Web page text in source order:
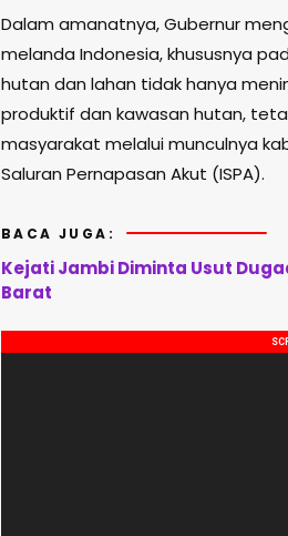
Dalam amanatnya, Gubernur
melanda Indonesia, khususnya
hutan dan lahan tidak hanya
produktif dan kawasan hutan,
masyarakat melalui munculnya
Saluran Pernapasan Akut (ISPA).
BACA JUGA:
Kejati Jambi Diminta Usut
Barat